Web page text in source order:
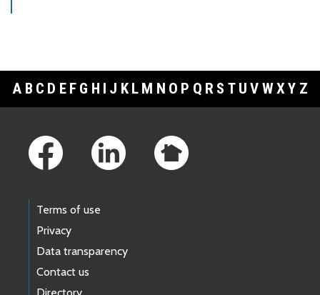
A B C D E F G H I J K L M N O P Q R S T U V WXY Z
Terms of use
Privacy
Data transparency
Contact us
Directory